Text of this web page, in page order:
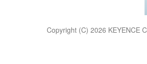
Copyright (C) 2026 KEYENCE